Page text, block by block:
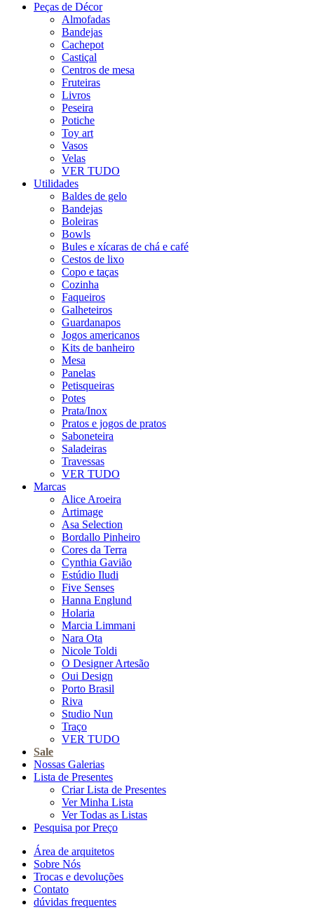
Peças de Décor
Almofadas
Bandejas
Cachepot
Castiçal
Centros de mesa
Fruteiras
Livros
Peseira
Potiche
Toy art
Vasos
Velas
VER TUDO
Utilidades
Baldes de gelo
Bandejas
Boleiras
Bowls
Bules e xícaras de chá e café
Cestos de lixo
Copo e taças
Cozinha
Faqueiros
Galheteiros
Guardanapos
Jogos americanos
Kits de banheiro
Mesa
Panelas
Petisqueiras
Potes
Prata/Inox
Pratos e jogos de pratos
Saboneteira
Saladeiras
Travessas
VER TUDO
Marcas
Alice Aroeira
Artimage
Asa Selection
Bordallo Pinheiro
Cores da Terra
Cynthia Gavião
Estúdio Iludi
Five Senses
Hanna Englund
Holaria
Marcia Limmani
Nara Ota
Nicole Toldi
O Designer Artesão
Oui Design
Porto Brasil
Riva
Studio Nun
Traço
VER TUDO
Sale
Nossas Galerias
Lista de Presentes
Criar Lista de Presentes
Ver Minha Lista
Ver Todas as Listas
Pesquisa por Preço
Área de arquitetos
Sobre Nós
Trocas e devoluções
Contato
dúvidas frequentes